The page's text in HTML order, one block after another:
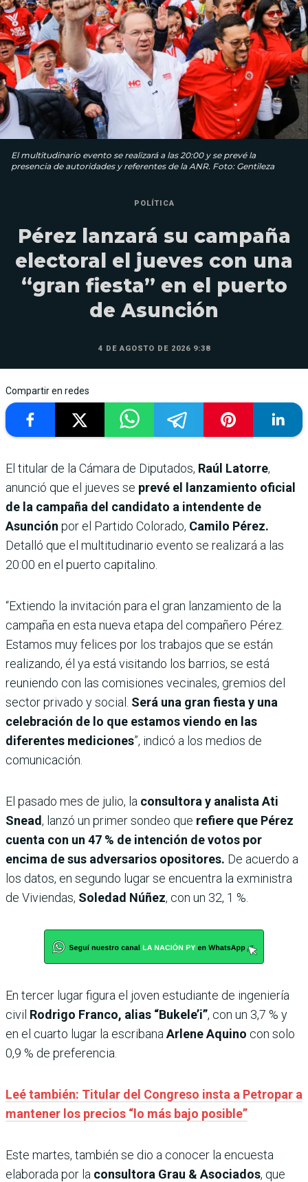
El multitudinario evento se realizará a las 20:00 y se prevé la
presencia de autoridades y referentes de la ANR. Foto: Gentileza
POLÍTICA
Pérez lanzará su campaña
electoral el jueves con una
“gran fiesta” en el puerto
de Asunción
4 DE AGOSTO DE 2026 9:38
Compartir en redes
El titular de la Cámara de Diputados, Raúl Latorre,
anunció que el jueves se prevé el lanzamiento oficial
de la campaña del candidato a intendente de
Asunción por el Partido Colorado, Camilo Pérez.
Detalló que el multitudinario evento se realizará a las
20:00 en el puerto capitalino.
“Extiendo la invitación para el gran lanzamiento de la
campaña en esta nueva etapa del compañero Pérez.
Estamos muy felices por los trabajos que se están
realizando, él ya está visitando los barrios, se está
reuniendo con las comisiones vecinales, gremios del
sector privado y social. Será una gran fiesta y una
celebración de lo que estamos viendo en las
diferentes mediciones”, indicó a los medios de
comunicación.
El pasado mes de julio, la consultora y analista Ati
Snead, lanzó un primer sondeo que refiere que Pérez
cuenta con un 47 % de intención de votos por
encima de sus adversarios opositores. De acuerdo a
los datos, en segundo lugar se encuentra la exministra
de Viviendas, Soledad Núñez, con un 32, 1 %.
En tercer lugar figura el joven estudiante de ingeniería
civil Rodrigo Franco, alias “Bukele’i”, con un 3,7 % y
en el cuarto lugar la escribana Arlene Aquino con solo
0,9 % de preferencia.
Leé también: Titular del Congreso insta a Petropar a
mantener los precios “lo más bajo posible”
Este martes, también se dio a conocer la encuesta
elaborada por la consultora Grau & Asociados, que